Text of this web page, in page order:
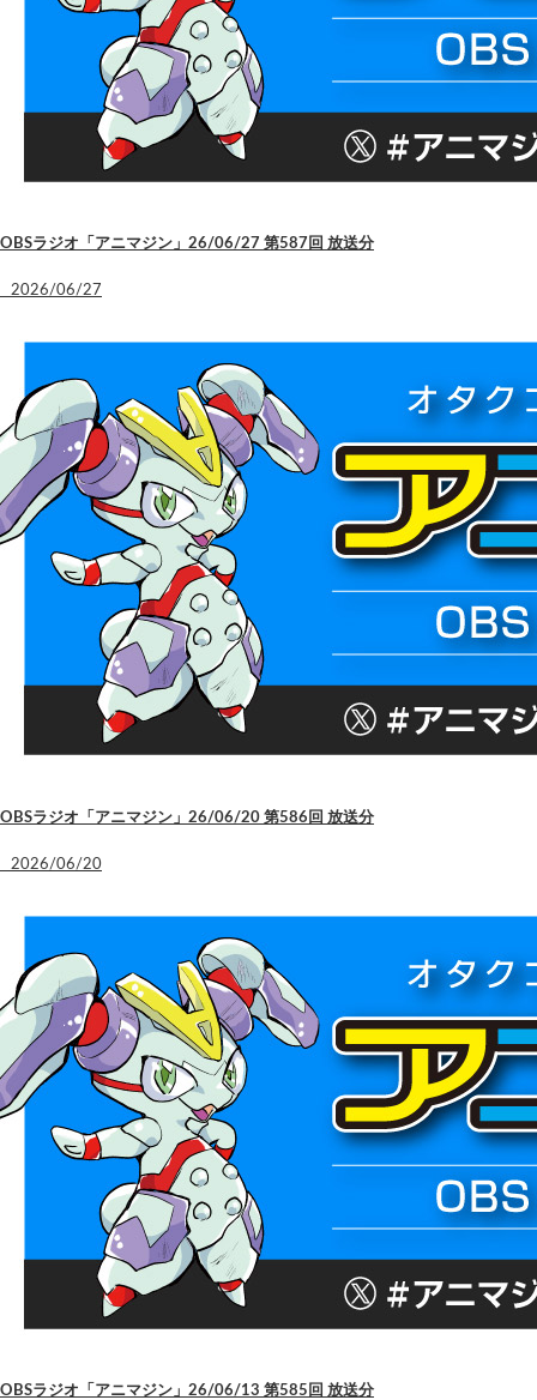
OBSラジオ「アニマジン」26/06/27 第587回 放送分
2026/06/27
OBSラジオ「アニマジン」26/06/20 第586回 放送分
2026/06/20
OBSラジオ「アニマジン」26/06/13 第585回 放送分